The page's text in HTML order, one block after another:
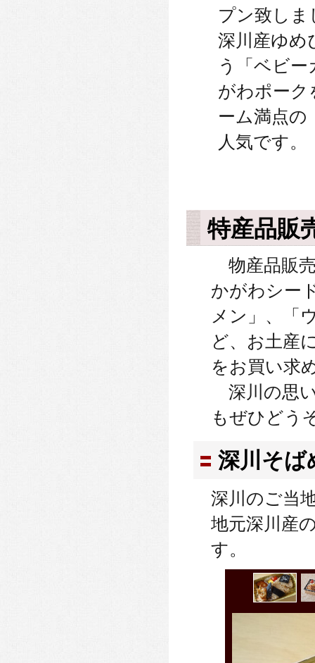
プン致しま
深川産ゆめ
う「ベビ
がわポーク
ーム満点の
人気です。
特産品販
物産品販
かがわシー
メン」、「
ど、お土産
をお買い求
深川の思
もぜひどう
深川そば
深川のご当
地元深川産
す。